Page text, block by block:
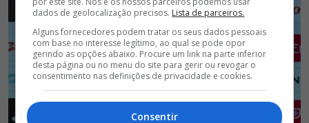
dados de geolocalização precisos. Lista de parceiros.
Alguns fornecedores podem tratar os seus dados pessoais
com base no interesse legítimo, ao qual se pode opor
gerindo as opções abaixo. Procure um link na parte inferior
desta página ou no menu do site para gerir ou revogar o
consentimento nas definições de privacidade e cookies.
Consentir